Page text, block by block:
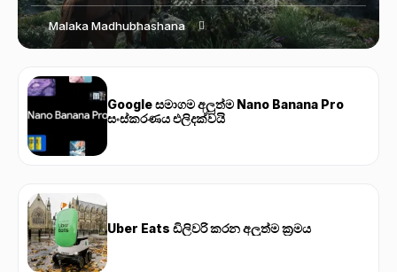
Malaka Madhubhashana
Google සමාගම අලුත්ම Nano Banana Pro
සංස්කරණය එලිදක්වයි
Uber Eats ඩිලිවරි කරන අලුත්ම ක්‍රමය